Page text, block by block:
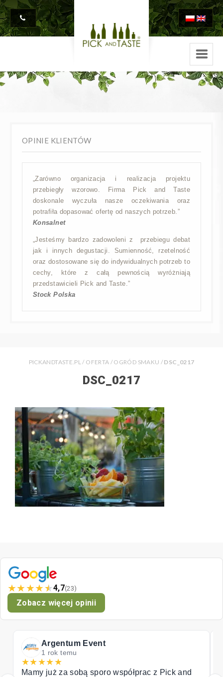
OPINIE KLIENTÓW
„Zarówno organizacja i realizacja projektu
przebiegły wzorowo. Firma Pick and Taste
doskonale wyczuła nasze oczekiwania oraz
potrafiła dopasować ofertę od naszych potrzeb.”
Konsalnet
„Jesteśmy bardzo zadowoleni z przebiegu debat
jak i innych degustacji. Sumienność, rzetelność
oraz dostosowane się do indywidualnych potrzeb to
cechy, które z całą pewnością wyróżniają
przedstawicieli Pick and Taste.”
Stock Polska
PICKANDTASTE.PL/ OFERTA / OGRÓD SMAKU / DSC_0217
DSC_0217
★★★★★4,7(23)
Zobacz więcej opinii
z Pick and
Good and helpful service